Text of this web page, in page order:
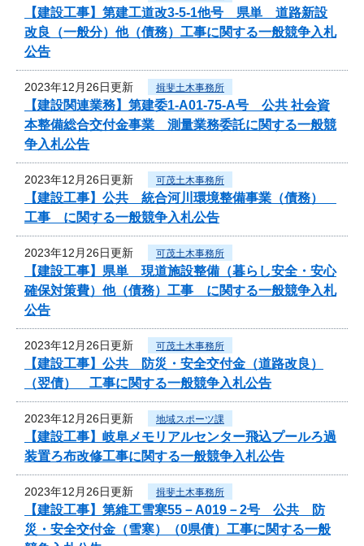
【建設工事】第建工道改3-5-1他号 県単 道路新設
改良（一般分）他（債務）工事に関する一般競争入札
公告
2023年12月26日更新 揖斐土木事務所
【建設関連業務】第建委1-A01-75-A号 公共 社会資
本整備総合交付金事業 測量業務委託に関する一般競
争入札公告
2023年12月26日更新 可茂土木事務所
【建設工事】公共 統合河川環境整備事業（債務）
工事 に関する一般競争入札公告
2023年12月26日更新 可茂土木事務所
【建設工事】県単 現道施設整備（暮らし安全・安心
確保対策費）他（債務）工事 に関する一般競争入札
公告
2023年12月26日更新 可茂土木事務所
【建設工事】公共 防災・安全交付金（道路改良）
（翌債） 工事に関する一般競争入札公告
2023年12月26日更新 地域スポーツ課
【建設工事】岐阜メモリアルセンター飛込プールろ過
装置ろ布改修工事に関する一般競争入札公告
2023年12月26日更新 揖斐土木事務所
【建設工事】第維工雪寒55－A019－2号 公共 防
災・安全交付金（雪寒）（0県債）工事に関する一般